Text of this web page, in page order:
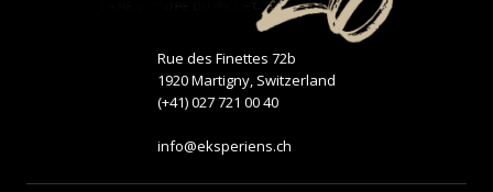
Rue des Finettes 72b
1920 Martigny, Switzerland
(+41) 027 721 00 40
info@eksperiens.ch